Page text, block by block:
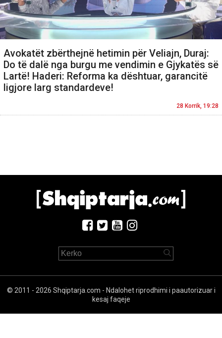
Avokatët zbërthejnë hetimin për Veliajn, Duraj:
Do të dalë nga burgu me vendimin e Gjykatës së
Lartë! Haderi: Reforma ka dështuar, garancitë
ligjore larg standardeve!
28 Korrik, 19:28
© 2011 - 2026 Shqiptarja.com - Ndalohet riprodhimi i paautorizuar i
kesaj faqeje